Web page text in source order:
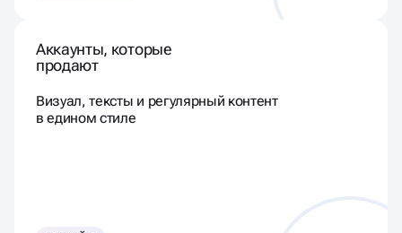
Аккаунты, которые
продают
Визуал, тексты и регулярный контент
в едином стиле